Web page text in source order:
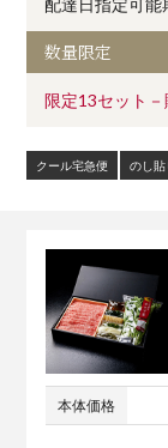
配達日指定可
数量限定
限定13セット
クール宅急便 のし貼
本体価格